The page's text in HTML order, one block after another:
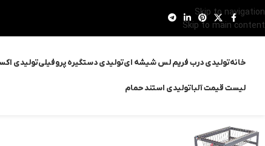
Skip to navigation
Skip to main content
خانهتولیدی درب فریم لس شیشه ایتولیدی دستگیره پروفیلیتولیدی
لیست قیمت آلباتولیدی استند حمام